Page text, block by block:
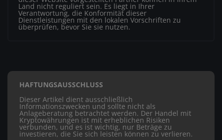
Land nicht reguliert sein. Es liegt in Ihrer
Verantwortung, die Konformität dieser
Dienstleistungen mit den lokalen Vorschriften zu
überprüfen, bevor Sie sie nutzen.
HAFTUNGSAUSSCHLUSS
Dieser Artikel dient ausschließlich
Informationszwecken und sollte nicht als
Anlageberatung betrachtet werden. Der Handel mit
Kryptowährungen ist mit erheblichen Risiken
verbunden, und es ist wichtig, nur Beträge zu
investieren, die Sie sich leisten können zu verlieren.